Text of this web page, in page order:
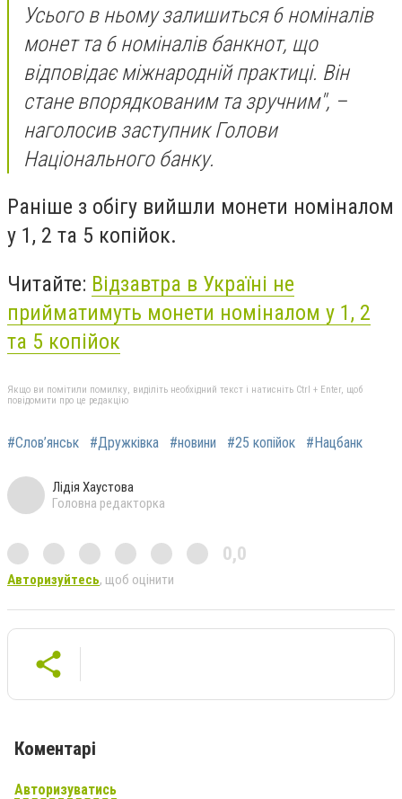
Усього в ньому залишиться 6 номіналів
монет та 6 номіналів банкнот, що
відповідає міжнародній практиці. Він
стане впорядкованим та зручним", –
наголосив заступник Голови
Національного банку.
Раніше з обігу вийшли монети номіналом
у 1, 2 та 5 копійок.
Читайте: Відзавтра в Україні не
прийматимуть монети номіналом у 1, 2
та 5 копійок
Якщо ви помітили помилку, виділіть необхідний текст і натисніть Ctrl + Enter, щоб
повідомити про це редакцію
#Слов’янськ #Дружківка #новини #25 копійок #Нацбанк
Лідія Хаустова
Головна редакторка
0,0
Авторизуйтесь, щоб оцінити
Коментарі
Авторизуватись